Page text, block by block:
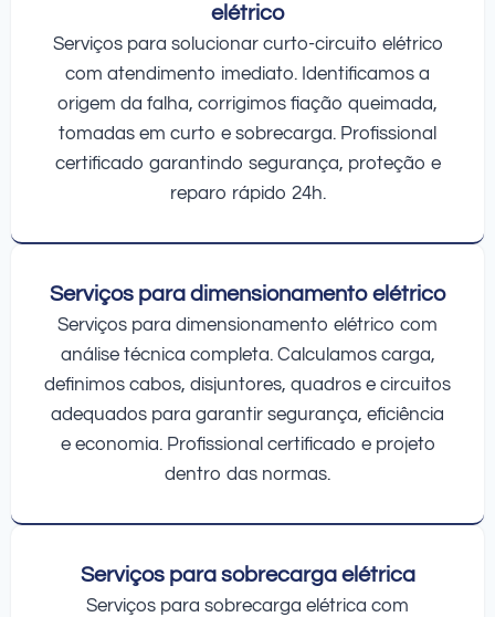
elétrico
Serviços para solucionar curto-circuito elétrico
com atendimento imediato. Identificamos a
origem da falha, corrigimos fiação queimada,
tomadas em curto e sobrecarga. Profissional
certificado garantindo segurança, proteção e
reparo rápido 24h.
Serviços para dimensionamento elétrico
Serviços para dimensionamento elétrico com
análise técnica completa. Calculamos carga,
definimos cabos, disjuntores, quadros e circuitos
adequados para garantir segurança, eficiência
e economia. Profissional certificado e projeto
dentro das normas.
Serviços para sobrecarga elétrica
Serviços para sobrecarga elétrica com